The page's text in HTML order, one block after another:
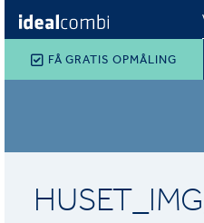
FÅ GRATIS OPMÅLING